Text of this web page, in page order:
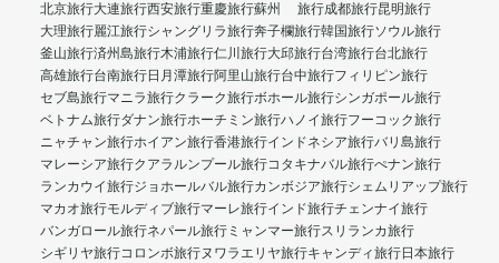
北京旅行大連旅行西安旅行重慶旅行蘇州 旅行成都旅行昆明旅行
大理旅行麗江旅行シャングリラ旅行奔子欄旅行韓国旅行ソウル旅行
釜山旅行済州島旅行木浦旅行仁川旅行大邱旅行台湾旅行台北旅行
高雄旅行台南旅行日月潭旅行阿里山旅行台中旅行フィリピン旅行
セブ島旅行マニラ旅行クラーク旅行ボホール旅行シンガポール旅行
ベトナム旅行ダナン旅行ホーチミン旅行ハノイ旅行フーコック旅行
ニャチャン旅行ホイアン旅行香港旅行インドネシア旅行バリ島旅行
マレーシア旅行クアラルンプール旅行コタキナバル旅行ぺナン旅行
ランカウイ旅行ジョホールバル旅行カンボジア旅行シェムリアップ旅行
マカオ旅行モルディブ旅行マーレ旅行インド旅行チェンナイ旅行
バンガロール旅行ネパール旅行 ミャンマー旅行スリランカ旅行
シギリヤ旅行コロンボ旅行ヌワラエリヤ旅行キャンディ旅行日本旅行